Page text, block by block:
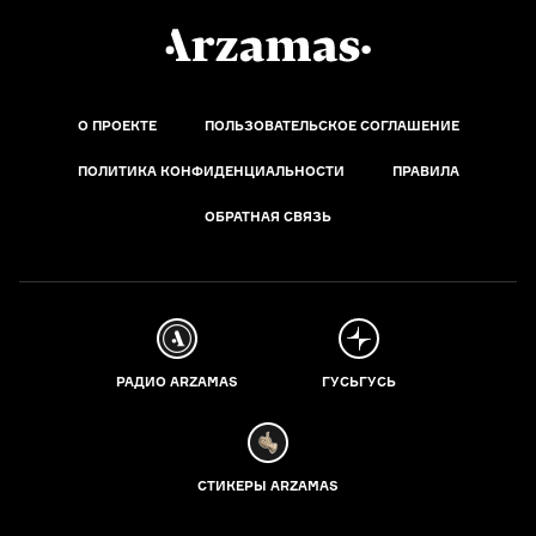
О ПРОЕКТЕ ПОЛЬЗОВАТЕЛЬСКОЕ СОГЛАШЕНИЕ
ПОЛИТИКА КОНФИДЕНЦИАЛЬНОСТИ ПРАВИЛА
ОБРАТНАЯ СВЯЗЬ
РАДИО ARZAMAS ГУСЬГУСЬ
СТИКЕРЫ ARZAMAS